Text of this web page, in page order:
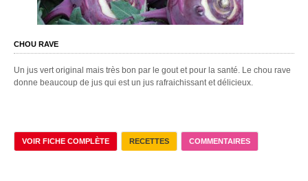
CHOU RAVE
Un jus vert original mais très bon par le gout et pour la santé. Le chou rave
donne beaucoup de jus qui est un jus rafraichissant et délicieux.
VOIR FICHE COMPLÈTE RECETTES COMMENTAIRES